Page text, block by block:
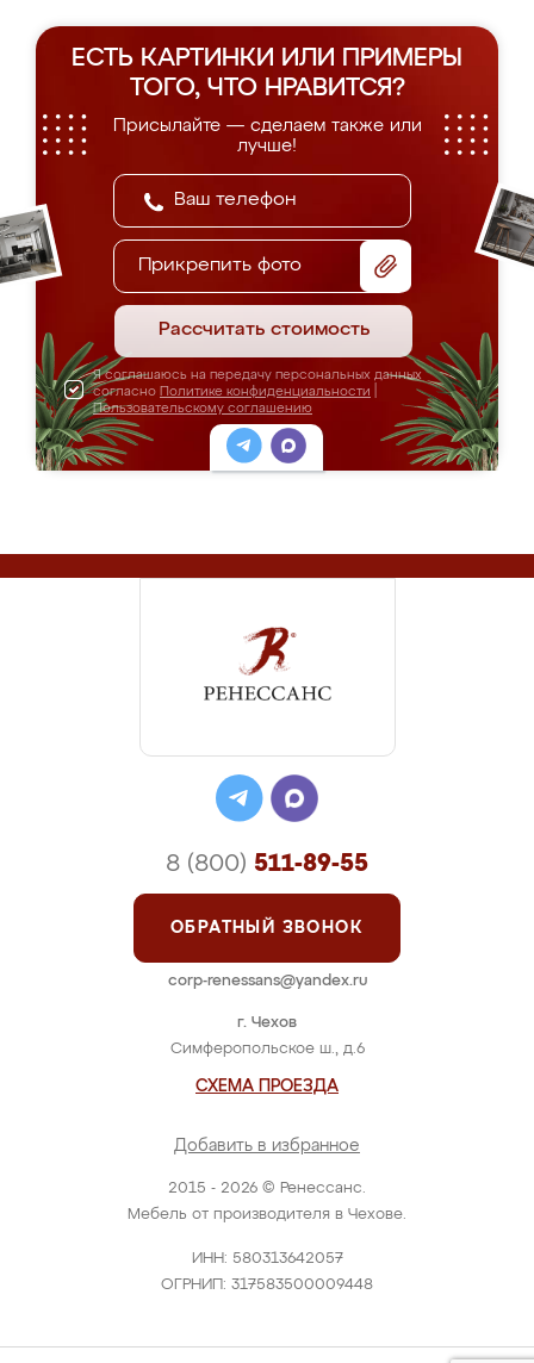
ЕСТЬ КАРТИНКИ ИЛИ ПРИМЕРЫ
ТОГО, ЧТО НРАВИТСЯ?
Присылайте — сделаем также или
лучше!
Прикрепить фото
Рассчитать стоимость
Я соглашаюсь на передачу персональных данных
согласно Политике конфиденциальности
Пользовательскому соглашению
2015 - 2026 © Ренессанс.
Мебель от производителя в Чехове.
ИНН: 580313642057
ОГРНИП: 317583500009448
г. Чехов
Симферопольское ш., д.6
СХЕМА ПРОЕЗДА
Добавить в избранное
8 (800) 511-89-55
ОБРАТНЫЙ ЗВОНОК
corp-renessans@yandex.ru